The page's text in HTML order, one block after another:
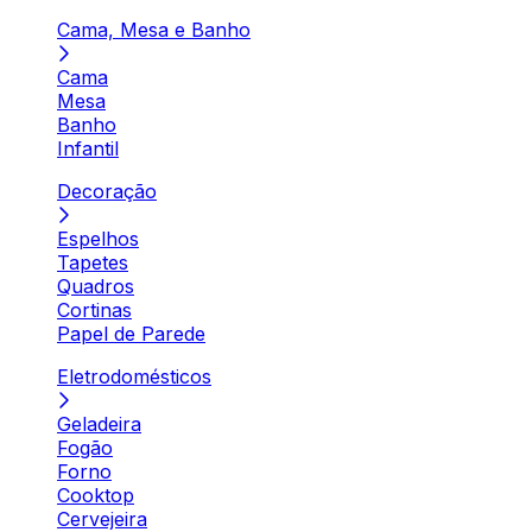
Cama, Mesa e Banho
Cama
Mesa
Banho
Infantil
Decoração
Espelhos
Tapetes
Quadros
Cortinas
Papel de Parede
Eletrodomésticos
Geladeira
Fogão
Forno
Cooktop
Cervejeira